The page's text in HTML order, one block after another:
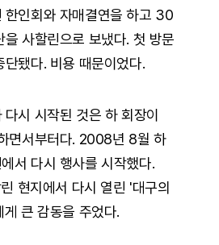
한인회와 자매결연을 하고 30
을 사할린으로 보냈다. 첫 방문
단됐다. 비용 때문이었다.
시 시작된 것은 하 회장이
면서부터다. 2008년 8월 하
서 다시 행사를 시작했다.
현지에서 다시 열린 '대구의
큰 감동을 주었다.